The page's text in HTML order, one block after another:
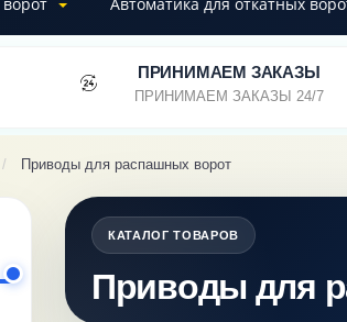
ПРИНИМАЕМ ЗАКАЗЫ
ПРИНИМАЕМ ЗАКАЗЫ 24/7
Приводы для распашных ворот
КАТАЛОГ ТОВАРОВ
Приводы для